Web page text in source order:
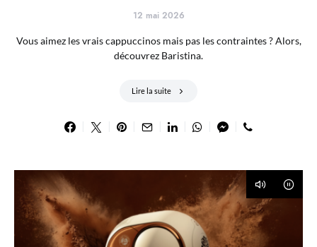
12 mai 2026
Vous aimez les vrais cappuccinos mais pas les contraintes ? Alors,
découvrez Baristina.
Lire la suite